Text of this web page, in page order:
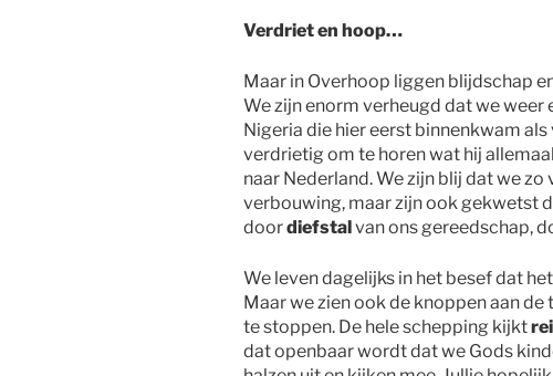
Verdriet en hoop…
Maar in Overhoop liggen blijdschap
We zijn enorm verheugd dat we weer
Nigeria die hier eerst binnenkwam
verdrietig om te horen wat hij
naar Nederland. We zijn blij dat we
verbouwing, maar zijn ook gekwetst
doordiefstal van ons gereedschap,
We leven dagelijks in het besef dat
Maar we zien ook de knoppen aan
te stoppen. De hele schepping kijkt
dat openbaar wordt dat we Gods